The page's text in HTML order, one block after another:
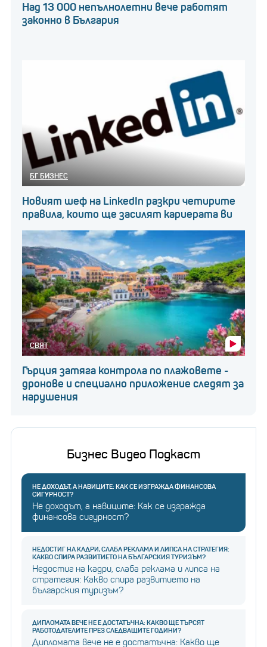
Над 13 000 непълнолетни вече работят
законно в България
БГ БИЗНЕС
Новият шеф на LinkedIn разкри четирите
правила, които ще засилят кариерата ви
СВЯТ
Гърция затяга контрола по плажовете -
дронове и специално приложение следят за
нарушения
Бизнес Видео Подкаст
НЕ ДОХОДЪТ, А НАВИЦИТЕ: КАК СЕ ИЗГРАЖДА ФИНАНСОВА
СИГУРНОСТ?
Не доходът, а навиците: Как се изгражда
финансова сигурност?
НЕДОСТИГ НА КАДРИ, СЛАБА РЕКЛАМА И ЛИПСА НА СТРАТЕГИЯ:
КАКВО СПИРА РАЗВИТИЕТО НА БЪЛГАРСКИЯ ТУРИЗЪМ?
Недостиг на кадри, слаба реклама и липса на
стратегия: Какво спира развитието на
българския туризъм?
ДИПЛОМАТА ВЕЧЕ НЕ Е ДОСТАТЪЧНА: КАКВО ЩЕ ТЪРСЯТ
РАБОТОДАТЕЛИТЕ ПРЕЗ СЛЕДВАЩИТЕ ГОДИНИ?
Дипломата вече не е достатъчна: Какво ще